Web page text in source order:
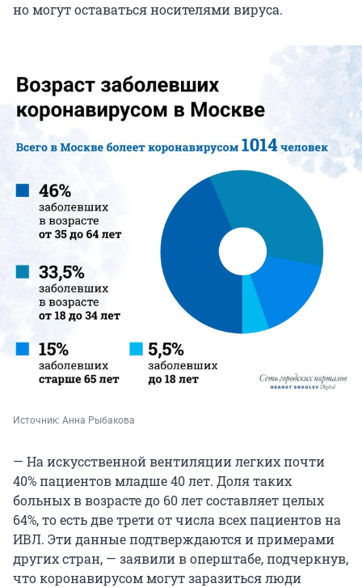
но могут оставаться носителями вируса.
Источник: Анна Рыбакова
— На искусственной вентиляции легких почти
40% пациентов младше 40 лет. Доля таких
больных в возрасте до 60 лет составляет целых
64%, то есть две трети от числа всех пациентов на
ИВЛ. Эти данные подтверждаются и примерами
других стран, — заявили в оперштабе, подчеркнув,
что коронавирусом могут заразиться люди